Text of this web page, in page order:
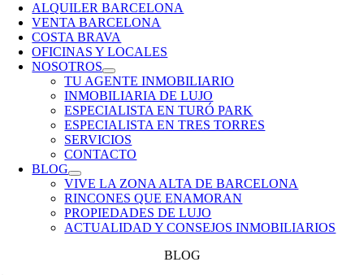
ALQUILER BARCELONA
VENTA BARCELONA
COSTA BRAVA
OFICINAS Y LOCALES
NOSOTROS
TU AGENTE INMOBILIARIO
INMOBILIARIA DE LUJO
ESPECIALISTA EN TURÓ PARK
ESPECIALISTA EN TRES TORRES
SERVICIOS
CONTACTO
BLOG
VIVE LA ZONA ALTA DE BARCELONA
RINCONES QUE ENAMORAN
PROPIEDADES DE LUJO
ACTUALIDAD Y CONSEJOS INMOBILIARIOS
BLOG